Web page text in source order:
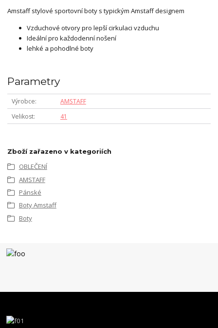
Amstaff stylové sportovní boty s typickým Amstaff designem
Vzduchové otvory pro lepší cirkulaci vzduchu
Ideální pro každodenní nošení
lehké a pohodlné boty
Parametry
Výrobce
AMSTAFF
Velikost
41
Zboží zařazeno v kategoriích
OBLEČENÍ
AMSTAFF
Pánské
Boty Amstaff
Boty